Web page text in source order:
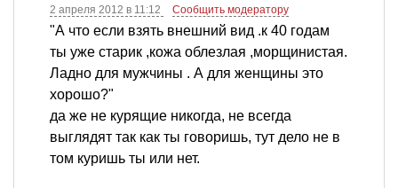
2 апреля 2012 в 11:12
Сообщить модератору
"А что если взять внешний вид .к 40 годам
ты уже старик ,кожа облезлая ,морщинистая.
Ладно для мужчины . А для женщины это
хорошо?"
да же не курящие никогда, не всегда
выглядят так как ты говоришь, тут дело не в
том куришь ты или нет.